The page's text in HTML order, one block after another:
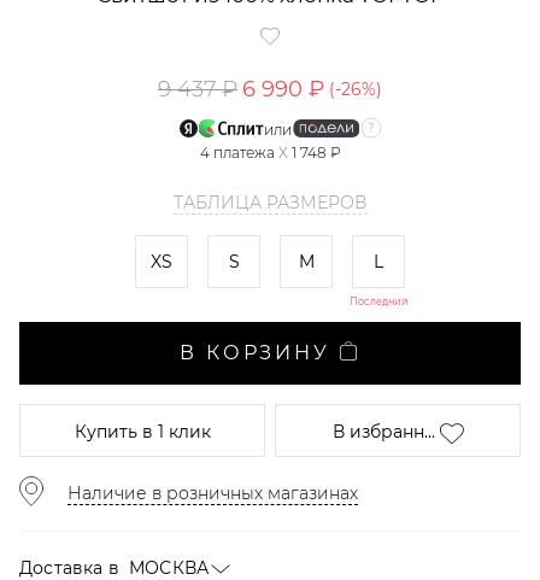
9 437 ₽ 6 990 ₽ (-26%)
или
4 платежа X 1 748 ₽
ТАБЛИЦА РАЗМЕРОВ
XS S M L
Последний
В КОРЗИНУ
Купитьв 1 клик В избранн...
Наличие в розничных магазинах
Доставка в МОСКВА